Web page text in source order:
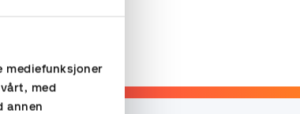
mediefunksjoner
med
annen